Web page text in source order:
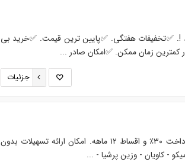
!. ✅تخفیفات هفتگی. ✅پایین ترین قیمت. ✅خرید بی
کمترین زمان ممکن. ✅امکان صادر ...
جزئیات
فروش اقساطی انواع تریلرهای وزین پرشیا . با حداقل پیش پرداخت ۳۰٪ و اقساط ۱۲ ماهه. امکان ارائه تسهیلات بدون
- کاویان - وزین پرشیا - ...